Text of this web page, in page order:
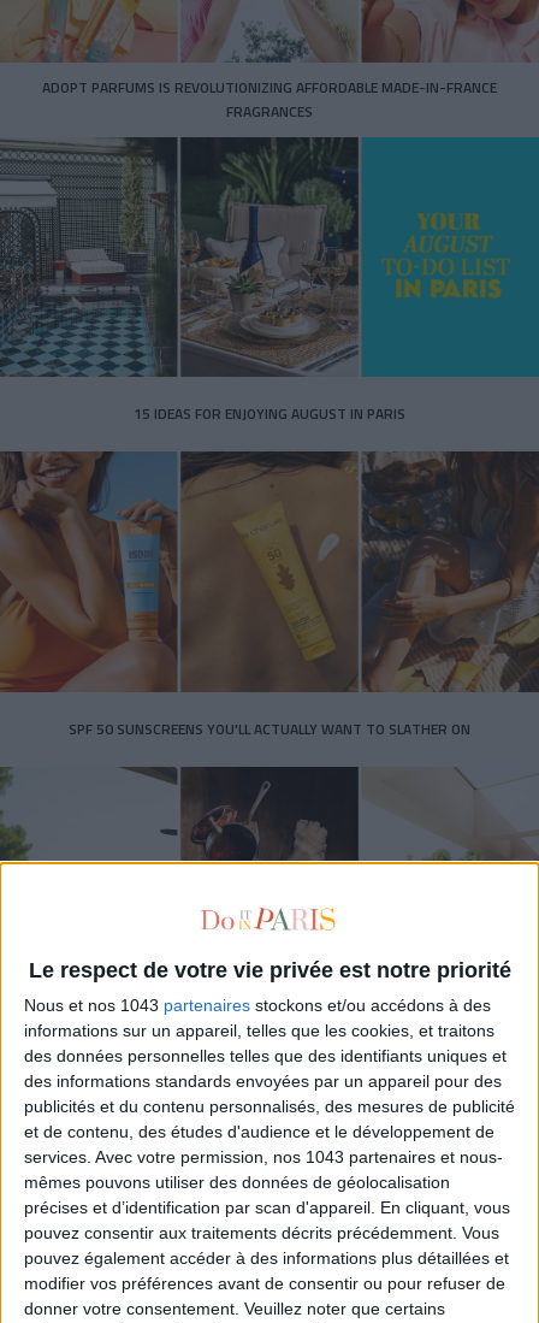
Le respect de votre vie privée est notre priorité
Nous et nos 1043 partenaires stockons et/ou accédons à des
informations sur un appareil, telles que les cookies, et traitons
des données personnelles telles que des identifiants uniques et
des informations standards envoyées par un appareil pour des
publicités et du contenu personnalisés, des mesures de publicité
et de contenu, des études d'audience et le développement de
services. Avec votre permission, nos 1043 partenaires et nous-
mêmes pouvons utiliser des données de géolocalisation
précises et d’identification par scan d'appareil. En cliquant, vous
pouvez consentir aux traitements décrits précédemment. Vous
pouvez également accéder à des informations plus détaillées et
modifier vos préférences avant de consentir ou pour refuser de
donner votre consentement. Veuillez noter que certains
ADOPT PARFUMS IS REVOLUTIONIZING AFFORDABLE MADE-IN-FRANCE
FRAGRANCES
15 IDEAS FOR ENJOYING AUGUST IN PARIS
SPF 50 SUNSCREENS YOU'LL ACTUALLY WANT TO SLATHER ON
THE BEST HOTELS FOR A SPA AND GASTRONOMY WEEKEND